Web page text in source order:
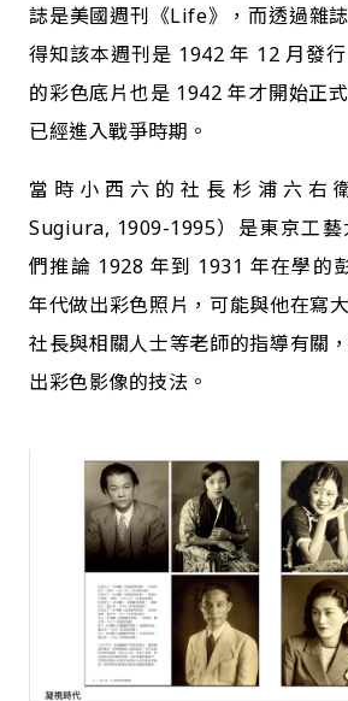
誌是美國週刊《Life》，而透過雜
得知該本週刊是 1942 年 12 月發
的彩色底片也是 1942 年才開始正
已經進入戰爭時期。
當時小西六的社長杉浦六右
Sugiura, 1909-1995）是東京工
們推論 1928 年到 1931 年在學的
年代做出彩色照片，可能與他在寫
社長與相關人士等老師的指導有關
出彩色影像的技法。